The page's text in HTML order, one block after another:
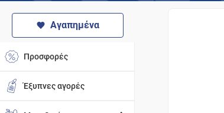
Αγαπημένα
Προσφορές
Έξυπνες αγορές